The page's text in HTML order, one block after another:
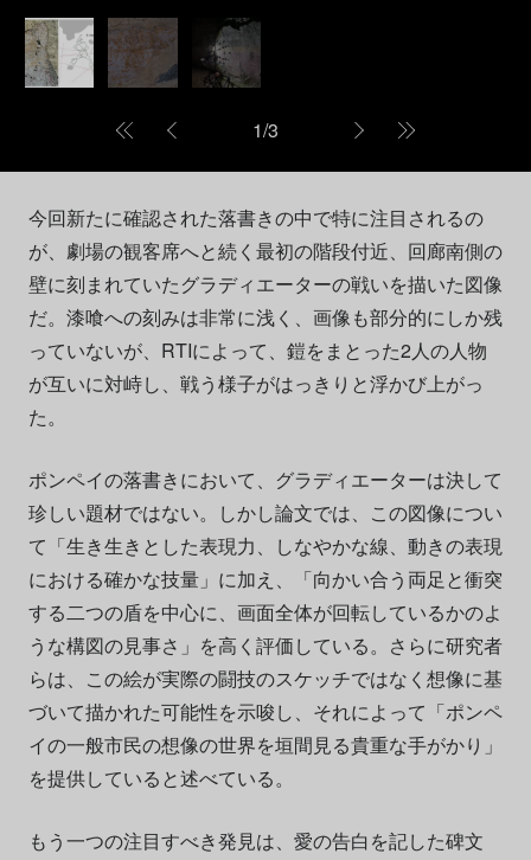
1/3
今回新たに確認された落書きの中で特に注目されるの
が、劇場の観客席へと続く最初の階段付近、回廊南側の
壁に刻まれていたグラディエーターの戦いを描いた図像
だ。漆喰への刻みは非常に浅く、画像も部分的にしか残
っていないが、RTIによって、鎧をまとった2人の人物
が互いに対峙し、戦う様子がはっきりと浮かび上がっ
た。
ポンペイの落書きにおいて、グラディエーターは決して
珍しい題材ではない。しかし論文では、この図像につい
て「生き生きとした表現力、しなやかな線、動きの表現
における確かな技量」に加え、「向かい合う両足と衝突
する二つの盾を中心に、画面全体が回転しているかのよ
うな構図の見事さ」を高く評価している。さらに研究者
らは、この絵が実際の闘技のスケッチではなく想像に基
づいて描かれた可能性を示唆し、それによって「ポンペ
イの一般市民の想像の世界を垣間見る貴重な手がかり」
を提供していると述べている。
もう一つの注目すべき発見は、愛の告白を記した碑文